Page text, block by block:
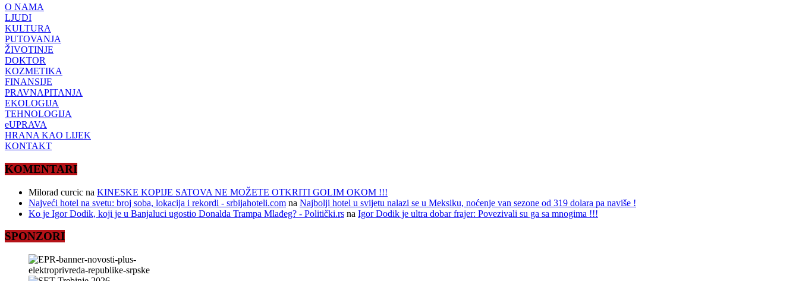
O NAMA
LJUDI
KULTURA
PUTOVANJA
ŽIVOTINJE
DOKTOR
KOZMETIKA
FINANSIJE
PRAVNAPITANJA
EKOLOGIJA
TEHNOLOGIJA
eUPRAVA
HRANA KAO LIJEK
KONTAKT
KOMENTARI
Milorad curcic na KINESKE KOPIJE SATOVA NE MOŽETE OTKRITI GOLIM OKOM !!!
Najveći hotel na svetu: broj soba, lokacija i rekordi - srbijahoteli.com na Najbolji hotel u svijetu nalazi se u Meksiku, noćenje van sezone od 319 dolara pa naviše !
Ko je Igor Dodik, koji je u Banjaluci ugostio Donalda Trampa Mlađeg? - Politički.rs na Igor Dodik je ultra dobar frajer: Povezivali su ga sa mnogima !!!
SPONZORI